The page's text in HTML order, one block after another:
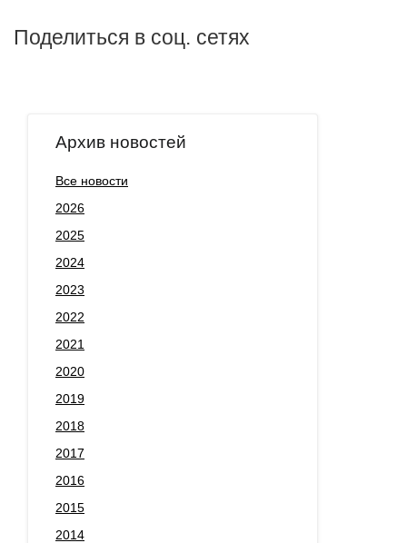
Поделиться в соц. сетях
Архив новостей
Все новости
2026
2025
2024
2023
2022
2021
2020
2019
2018
2017
2016
2015
2014